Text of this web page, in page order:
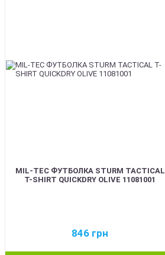
MIL-TEC ФУТБОЛКА STURM TACTICAL
T-SHIRT QUICKDRY OLIVE 11081001
846 грн